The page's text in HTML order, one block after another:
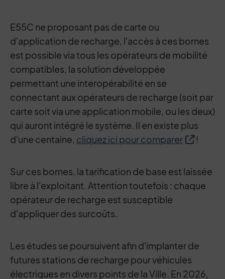
E55C ne proposant pas de carte ou
d'application de recharge, l'accès à ces bornes
est possible via tous les opérateurs de mobilité
compatibles, la solution développée
permettant une interopérabilité en se
connectant aux opérateurs de recharge (soit par
carte soit via une application mobile, ou les deux)
qui auront intégré le système. Il en existe plus
d'une centaine, cliquez ici pour comparer !
Sur ces bornes, la tarification de base est laissée
libre à l'exploitant. Attention toutefois : chaque
opérateur de recharge est susceptible
d'appliquer des surcoûts.
Les études se poursuivent afin d'implanter de
futures stations de recharge pour véhicules
électriques en divers points de la Ville. En 2026,